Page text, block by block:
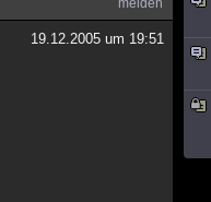
melden
19.12.2005 um 19:51